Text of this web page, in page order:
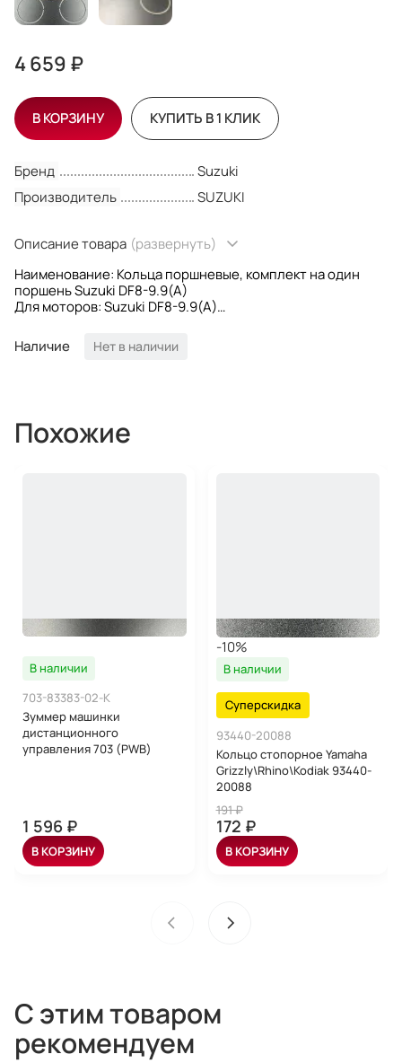
Бренд
Suzuki
Производитель
SUZUKI
Описание товара (развернуть)
Наименование: Кольца поршневые, комплект на один
поршень Suzuki DF8-9.9(A)
Для моторов: Suzuki DF8-9.9(A)
OEM номера: 12140-99J00; 1214099J00
Производитель: Suzuki
Наличие Нет в наличии
4 659 ₽
В КОРЗИНУ КУПИТЬ В 1 КЛИК
Похожие
В наличии
703-83383-02-K
Зуммер машинки
дистанционного
управления 703 (PWB)
1 596 ₽
В КОРЗИНУ
-10%
В наличии
Суперскидка
93440-20088
Кольцо стопорное Yamaha
Grizzly\Rhino\Kodiak 93440-
20088
191 ₽
172 ₽
В КОРЗИНУ
С этим товаром
рекомендуем